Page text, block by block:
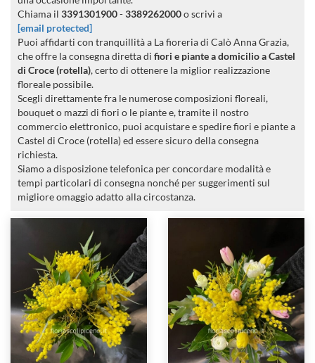
Chiama il 3391301900-3389262000o scrivi a
[email protected]
Puoi affidarti con tranquillità a La fioreria di Calò Anna Grazia,
che offre la consegna diretta di fiori e piante a domicilio a Castel
di Croce (rotella), certo di ottenere la miglior realizzazione
floreale possibile.
Scegli direttamente fra le numerose composizioni floreali,
bouquet o mazzi di fiori o le piante e, tramite il nostro
commercio elettronico, puoi acquistare e spedire fiori e piante a
Castel di Croce (rotella) ed essere sicuro della consegna
richiesta.
Siamo a disposizione telefonica per concordare modalità e
tempi particolari di consegna nonché per suggerimenti sul
migliore omaggio adatto alla circostanza.